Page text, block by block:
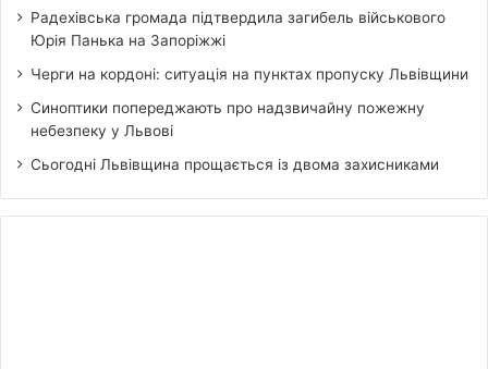
Радехівська громада підтвердила загибель військового
Юрія Панька на Запоріжжі
Черги на кордоні: ситуація на пунктах пропуску Львівщини
Синоптики попереджають про надзвичайну пожежну
небезпеку у Львові
Сьогодні Львівщина прощається із двома захисниками